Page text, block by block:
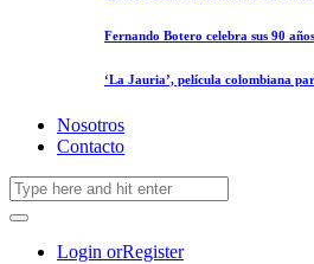
Fernando Botero celebra sus 90 años
‘La Jauria’, película colombiana
Nosotros
Contacto
Login orRegister